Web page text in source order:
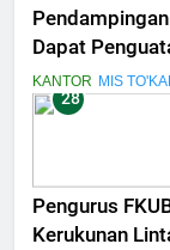
Dapat
KANTOR MIS
28
Pengurus
Kerukunan